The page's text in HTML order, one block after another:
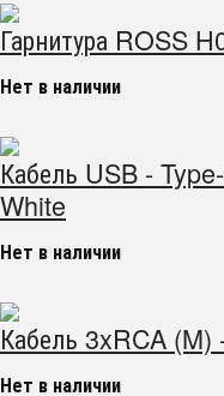
Гарнитура ROSS
Нет в наличии
Кабель USB -
White
Нет в наличии
Кабель 3xRCA
Нет в наличии